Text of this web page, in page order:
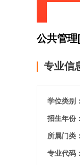
公共管理
专业信
学位类别：
招生年份：
所属门类：
专业代码：